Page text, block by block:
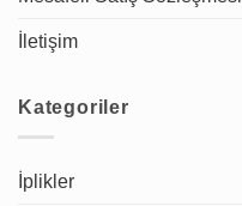
İletişim
Kategoriler
İplikler